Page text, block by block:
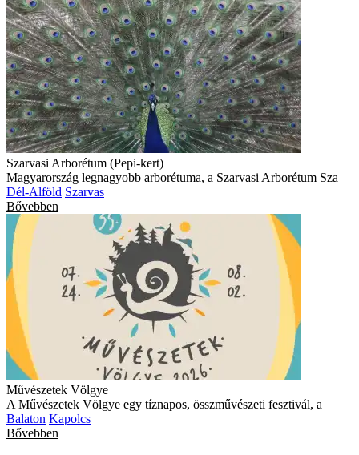
Szarvasi Arborétum (Pepi-kert)
Magyarország legnagyobb arborétuma, a Szarvasi Arborétum Sza
Dél-Alföld Szarvas
Bővebben
Művészetek Völgye
A Művészetek Völgye egy tíznapos, összművészeti fesztivál, a
Balaton Kapolcs
Bővebben